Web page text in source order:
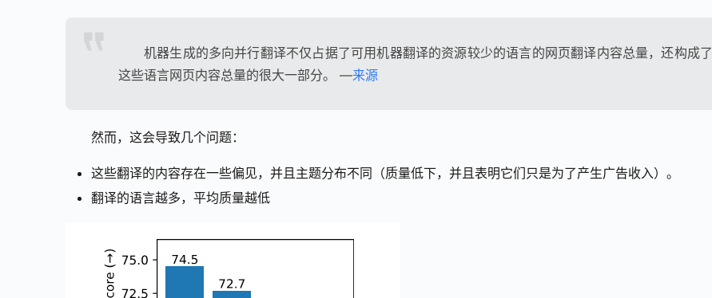
机器生成的多向并行翻译不仅占据了可用机器翻译的资源较少的语言的网页翻译内容总量，还构成了
这些语言网页内容总量的很大一部分。 —来源
然而，这会导致几个问题：
这些翻译的内容存在一些偏见，并且主题分布不同（质量低下，并且表明它们只是为了产生广告收入）。
翻译的语言越多，平均质量越低